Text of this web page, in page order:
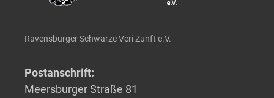
Ravensburger Schwarze Veri Zunft e.V.
Postanschrift:
Meersburger Straße 81